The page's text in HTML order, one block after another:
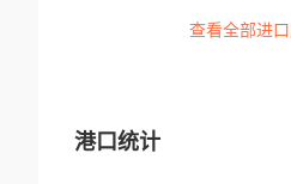
查看全部进
港口统计